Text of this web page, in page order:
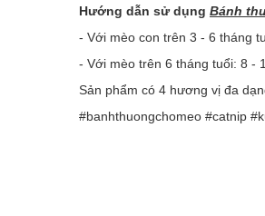
Hướng dẫn sử dụng Bánh
- Với mèo con trên 3 - 6 tháng
- Với mèo trên 6 tháng tuổi: 8 -
Sản phẩm có 4 hương vị đa
#banhthuongchomeo #catnip